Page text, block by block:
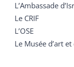
L’Ambassade
Le CRIF
L’OSE
Le Musée d’art